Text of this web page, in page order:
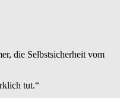
die Selbstsicherheit vom
tut.“